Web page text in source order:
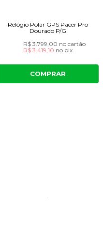
Relógio Polar GPS Pacer Pro
Dourado P/G
R$ 3.799,00 no cartão
R$ 3.419,10 no pix
COMPRAR